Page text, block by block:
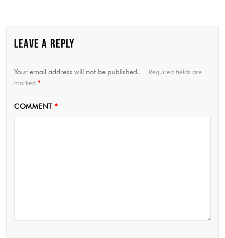
LEAVE A REPLY
Your email address will not be published.
Required fields are
marked *
COMMENT *